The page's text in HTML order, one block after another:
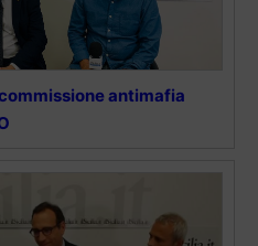
commissione antimafia